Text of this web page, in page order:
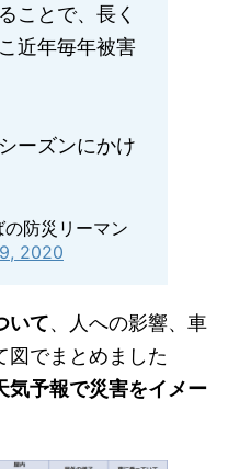
ことで、長く
近年毎年被害
ーズンにかけ
防災リーマン
2020
いて、人への影響、車
図でまとめました
気予報で災害をイメー